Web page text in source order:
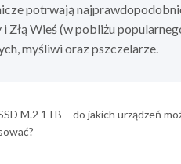
potrwają
i Złą Wieś (w pobliżu
myśliwi oraz pszczelarze.
M.2 1TB – do jakich urządzeń